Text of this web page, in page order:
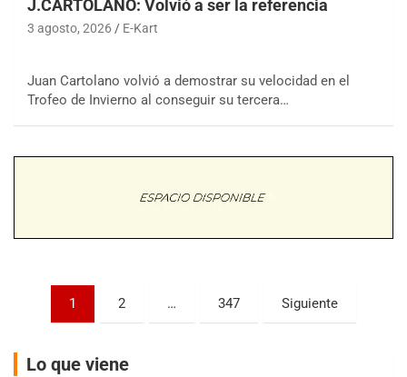
J.CARTOLANO: Volvió a ser la referencia
3 agosto, 2026 E-Kart
Juan Cartolano volvió a demostrar su velocidad en el
Trofeo de Invierno al conseguir su tercera…
Paginación
entradas
1 2 … 347 Siguiente
Lo que viene
COBERTURA ESPECIAL DE E-KART.COM.AR
08/09-AGO
IAME SERIES ARGENTINA 6
Parque de la Velocidad (Asfalto)
Villaguay (Entre Ríos)
Victoria (Entre Ríos)